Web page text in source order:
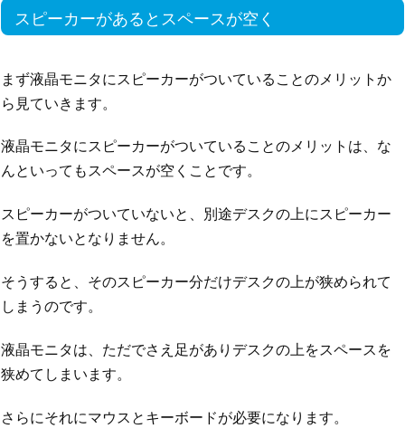
スピーカーがあるとスペースが空く
まず液晶モニタにスピーカーがついていることのメリットか
ら見ていきます。
液晶モニタにスピーカーがついていることのメリットは、な
んといってもスペースが空くことです。
スピーカーがついていないと、別途デスクの上にスピーカー
を置かないとなりません。
そうすると、そのスピーカー分だけデスクの上が狭められて
しまうのです。
液晶モニタは、ただでさえ足がありデスクの上をスペースを
狭めてしまいます。
さらにそれにマウスとキーボードが必要になります。